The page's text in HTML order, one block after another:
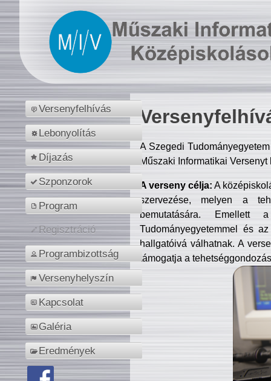
Versenyfelhívás
Lebonyolítás
Díjazás
Szponzorok
Program
Regisztráció
Programbizottság
Versenyhelyszín
Kapcsolat
Galéria
Eredmények
A Szegedi
Műszaki Informatikai
A verseny célja: A
szervezése, melyen a
bemutatására. Emellett
Tudományegyetemmel és
hallgatóivá válhatnak. A
támogatja a